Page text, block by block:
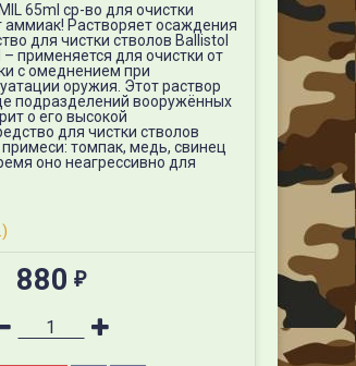
65ml ср-во для очистки
аммиак! Растворяет осаждения
для чистки стволов Ballistol
– применяется для очистки от
с омеднением при
оружия. Этот раствор
подразделений вооружённых
о его высокой
для чистки стволов
томпак, медь, свинец
оно неагрессивно для
880 ₽